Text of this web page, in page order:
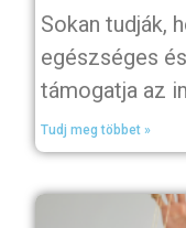
Sokan tudják,
egészséges
támogatja az
Tudj meg többet »